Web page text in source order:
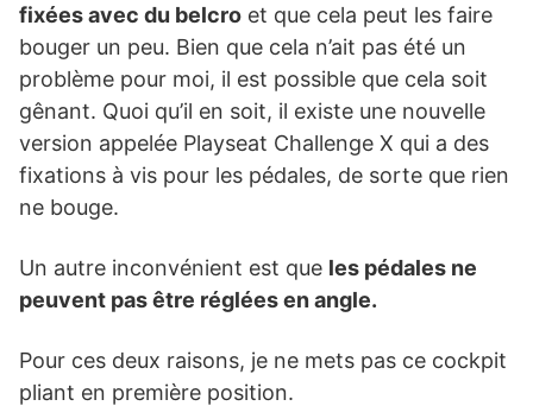
fixées avec du belcro et que cela peut les faire
bouger un peu. Bien que cela n’ait pas été un
problème pour moi, il est possible que cela soit
gênant. Quoi qu’il en soit, il existe une nouvelle
version appelée Playseat Challenge X qui a des
fixations à vis pour les pédales, de sorte que rien
ne bouge.
Un autre inconvénient est que les pédales ne
peuvent pas être réglées en angle.
Pour ces deux raisons, je ne mets pas ce cockpit
pliant en première position.